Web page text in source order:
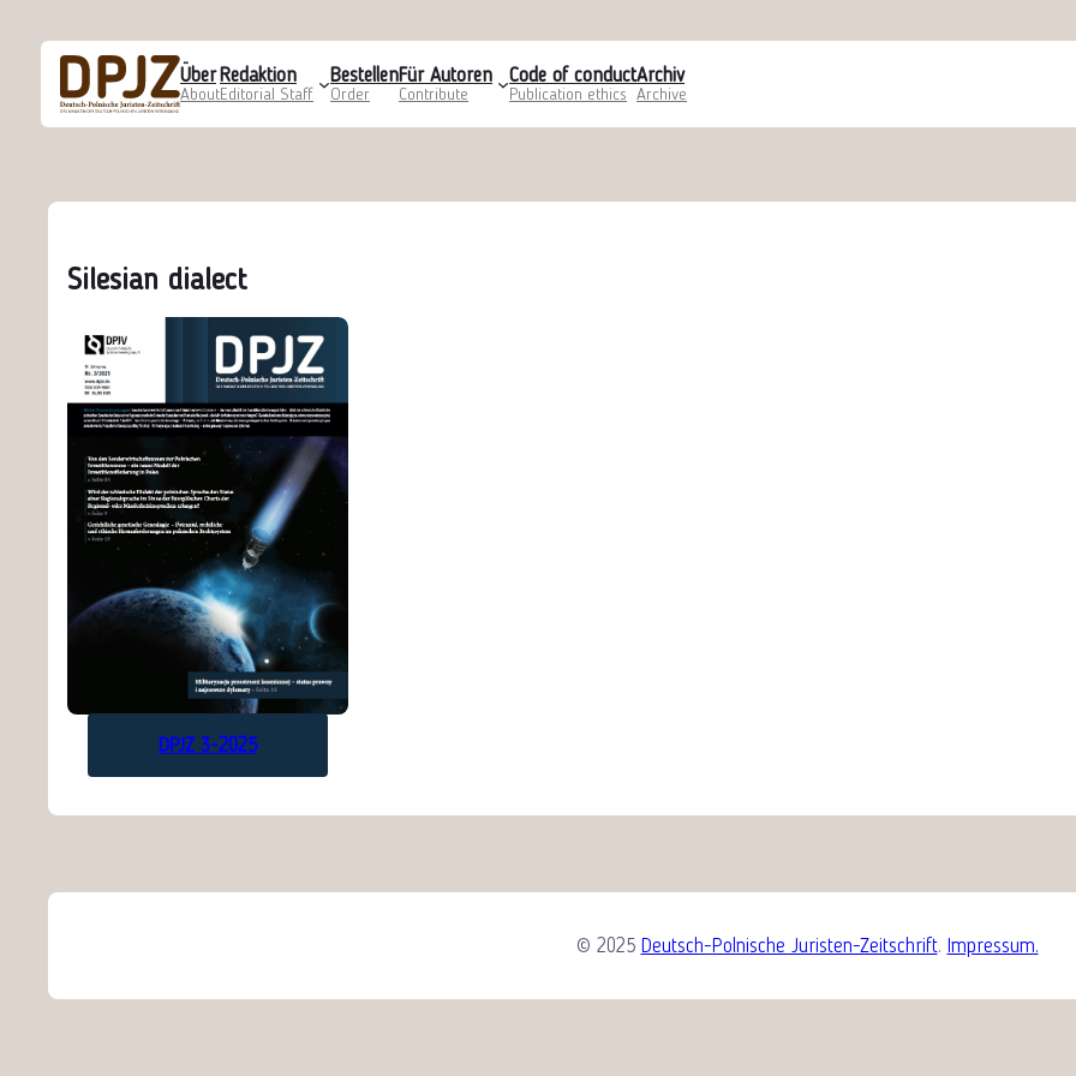
Über
About
Redaktion
Editorial Staff
Bestellen
Order
Für Autoren
Contribute
Code of conduct
Publication ethics
Archiv
Archive
Silesian dialect
DPJZ 3-2025
© 2025 Deutsch-Polnische Juristen-Zeitschrift. Impressum.